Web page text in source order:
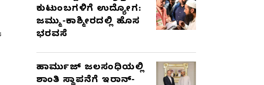
ಕುಟುಂಬಗಳಿಗೆ ಉದ್ಯೋಗ:
ಜಮ್ಮು-ಕಾಶ್ಮೀರದಲ್ಲಿ ಹೊಸ
ಭರವಸೆ
ಹಾರ್ಮುಜ್ ಜಲಸಂಧಿಯಲ್ಲಿ
ಶಾಂತಿ ಸ್ಥಾಪನೆಗೆ ಇರಾನ್-